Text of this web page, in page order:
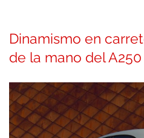
Dinamismo en
de la mano del A250